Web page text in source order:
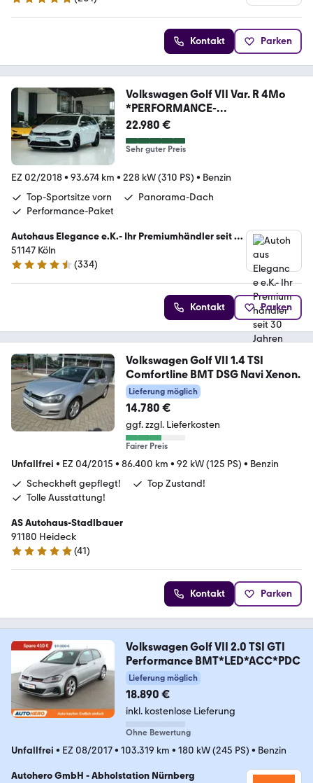
4.9 Sterne
Kontakt Parken
Volkswagen Golf VII Var. R 4Mo
*PERFORMANCE-
PAK*LEDER*NAVI
22.980 €
Sehr guter Preis
EZ 02/2018• 93.674 km • 228 kW (310 PS) • Benzin
Top-Sportsitze vorn
Panorama-Dach
Performance-Paket
Autohaus Elegance e.K.- Ihr Premiumhändler seit 30
Jahren
51147 Köln
4.7 Sterne
(334)
Kontakt Parken
Volkswagen Golf VII 1.4 TSI
Comfortline BMT DSG Navi Xenon.
Lieferung möglich
14.780 €
ggf. zzgl. Lieferkosten
Fairer Preis
Unfallfrei • EZ 04/2015 • 86.400 km • 92 kW (125 PS) • Benzin
Scheckheft gepflegt!
Top Zustand!
Tolle Ausstattung!
AS Autohaus-Stadlbauer
91180 Heideck
5 Sterne
(41)
Kontakt Parken
Volkswagen Golf VII 2.0 TSI GTI
Performance BMT*LED*ACC*PDC
Lieferung möglich
18.890 €
inkl. kostenlose Lieferung
Ohne Bewertung
Unfallfrei • EZ 08/2017• 103.319 km • 180 kW (245 PS) • Benzin
Autohero GmbH - Abholstation Nürnberg